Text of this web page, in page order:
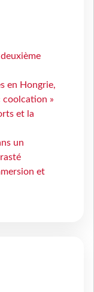
en Hongrie,
coolcation »
et la
un
et